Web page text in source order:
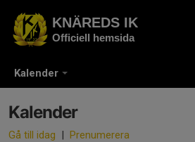
Kalender
KNÄREDS IK
Officiell hemsida
Kalender
Gå till idag | Prenumerera